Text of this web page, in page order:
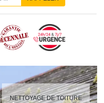
NETTOYAGE DE TOITURE